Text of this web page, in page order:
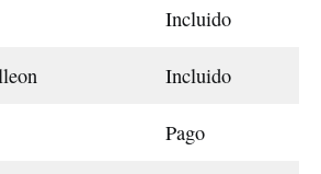
Incluido
Incluido
Pago